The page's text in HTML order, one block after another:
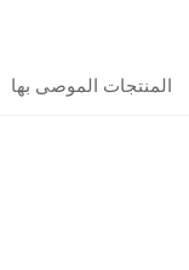
المنتجات الموصى بها